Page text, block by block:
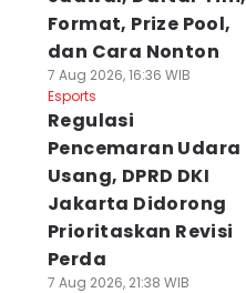
Format, Prize Pool,
dan Cara Nonton
7 Aug 2026, 16:36 WIB
Esports
Regulasi
Pencemaran Udara
Usang, DPRD DKI
Jakarta Didorong
Prioritaskan Revisi
Perda
7 Aug 2026, 21:38 WIB